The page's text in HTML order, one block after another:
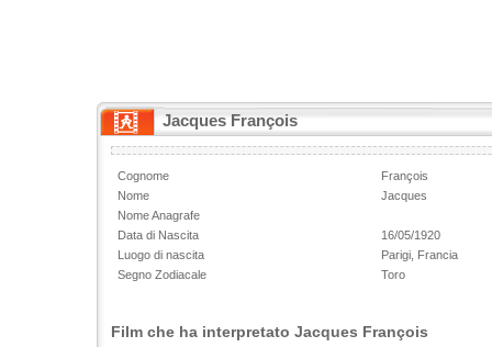
Jacques François
Cognome
François
Nome
Jacques
Nome Anagrafe
Data di Nascita
16/05/1920
Luogo di nascita
Parigi, Francia
Segno Zodiacale
Toro
Film che ha interpretato Jacques François